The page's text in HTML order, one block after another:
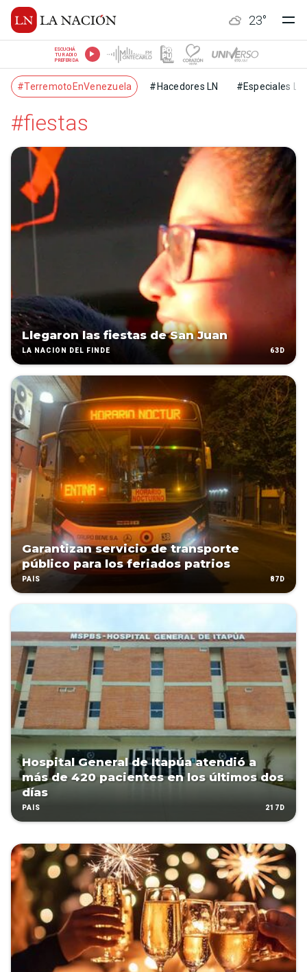
23°
ESCUCHÁ
TU RADIO
PREFERIDA
#TerremotoEnVenezuela #Hacedores LN #Especiales LN
#fiestas
Llegaron las fiestas de San Juan
LA NACIÓN DEL FINDE 63D
Garantizan servicio de transporte
público para los feriados patrios
PAÍS 87D
Hospital General de Itapúa atendió a
más de 420 pacientes en los últimos dos
días
PAÍS 217D